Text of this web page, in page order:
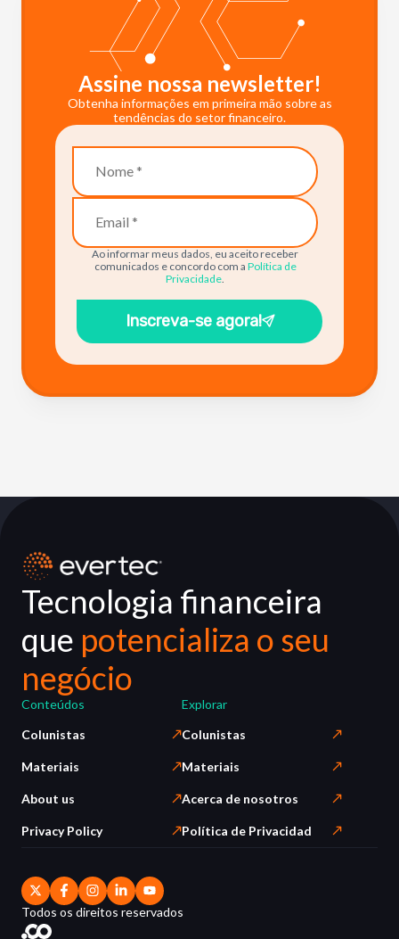
Assine nossa newsletter!
Obtenha informações em primeira mão sobre as
tendências do setor financeiro.
Ao informar meus dados, eu aceito receber
comunicados e concordo com a Política de
Privacidade
Inscreva-se agora!
Tecnologia financeira
que potencializa o seu
negócio
Conteúdos
Colunistas
Materiais
About us
Privacy Policy
Explorar
Colunistas
Materiais
Acerca de nosotros
Política de Privacidad
Todos os direitos reservados